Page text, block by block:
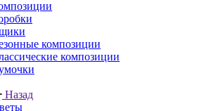
композиции
композиции
Назад